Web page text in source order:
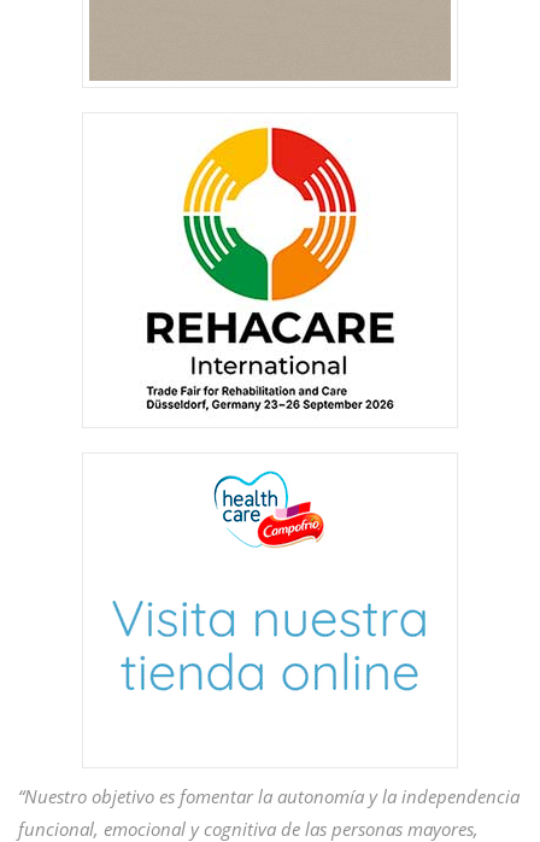
“Nuestro objetivo es fomentar la autonomía y la independencia
funcional, emocional y cognitiva de las personas mayores,